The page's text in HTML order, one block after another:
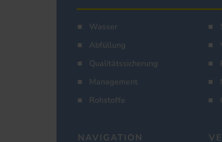
Wasser
Abfüllung
Qualitätssicherung
Management
Rohstoffe
NAVIGATION